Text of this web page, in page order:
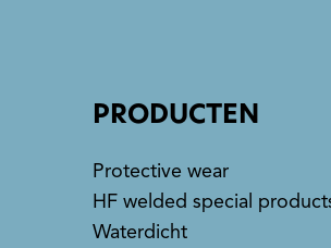
PRODUCTEN
Protective wear
HF welded special
Waterdicht